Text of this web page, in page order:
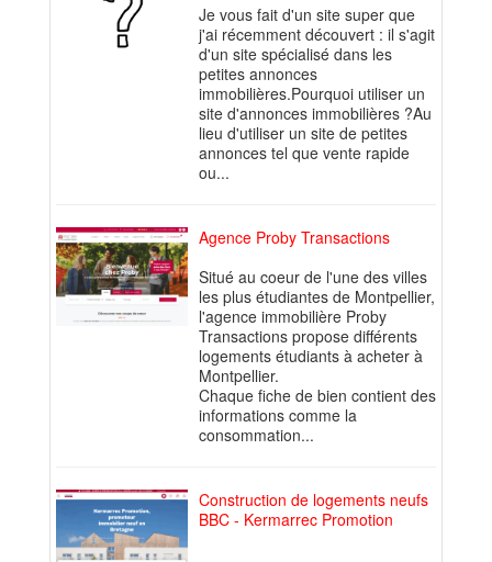
Je vous fait d'un site super que
j'ai récemment découvert : il s'agit
d'un site spécialisé dans les
petites annonces
immobilières.Pourquoi utiliser un
site d'annonces immobilières ?Au
lieu d'utiliser un site de petites
annonces tel que vente rapide
ou...
Agence Proby Transactions
Situé au coeur de l'une des villes
les plus étudiantes de Montpellier,
l'agence immobilière Proby
Transactions propose différents
logements étudiants à acheter à
Montpellier.
Chaque fiche de bien contient des
informations comme la
consommation...
Construction de logements neufs
BBC - Kermarrec Promotion